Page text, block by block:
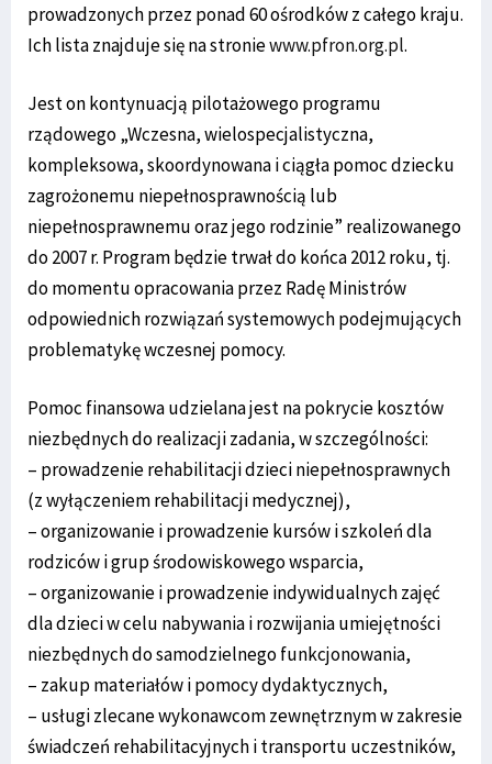
prowadzonych przez ponad 60 ośrodków z całego kraju.
Ich lista znajduje się na stroniewww.pfron.org.pl.
Jest on kontynuacją pilotażowego programu
rządowego „Wczesna, wielospecjalistyczna,
kompleksowa, skoordynowana i ciągła pomoc dziecku
zagrożonemu niepełnosprawnością lub
niepełnosprawnemu oraz jego rodzinie” realizowanego
do 2007 r. Program będzie trwał do końca 2012 roku, tj.
do momentu opracowania przez Radę Ministrów
odpowiednich rozwiązań systemowych podejmujących
problematykę wczesnej pomocy.
Pomoc finansowa udzielana jest na pokrycie kosztów
niezbędnych do realizacji zadania, w szczególności:
– prowadzenie rehabilitacji dzieci niepełnosprawnych
(z wyłączeniem rehabilitacji medycznej),
– organizowanie i prowadzenie kursów i szkoleń dla
rodziców i grup środowiskowego wsparcia,
– organizowanie i prowadzenie indywidualnych zajęć
dla dzieci w celu nabywania i rozwijania umiejętności
niezbędnych do samodzielnego funkcjonowania,
– zakup materiałów i pomocy dydaktycznych,
– usługi zlecane wykonawcom zewnętrznym w zakresie
świadczeń rehabilitacyjnych i transportu uczestników,